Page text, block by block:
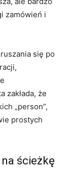
zamówień i
się po
zakłada, że
„person”,
prostych
ścieżkę